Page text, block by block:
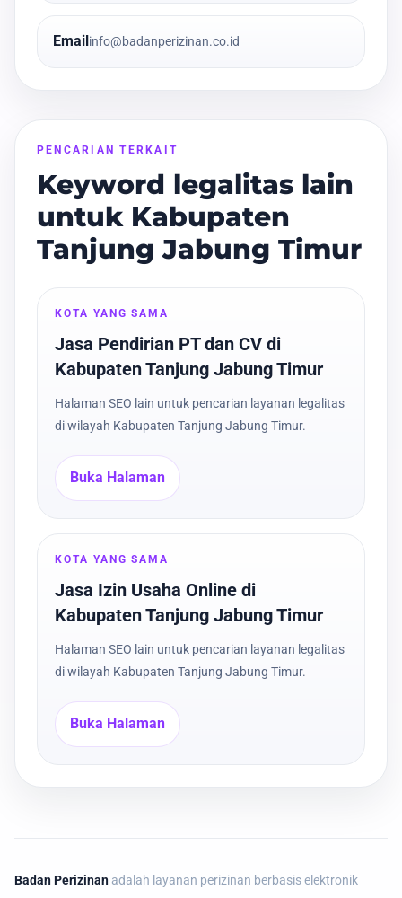
Email info@badanperizinan.co.id
PENCARIAN TERKAIT
Keyword legalitas lain
untuk Kabupaten
Tanjung Jabung Timur
KOTA YANG SAMA
Jasa Pendirian PT dan CV di
Kabupaten Tanjung Jabung Timur
Halaman SEO lain untuk pencarian layanan legalitas
di wilayah Kabupaten Tanjung Jabung Timur.
Buka Halaman
KOTA YANG SAMA
Jasa Izin Usaha Online di
Kabupaten Tanjung Jabung Timur
Halaman SEO lain untuk pencarian layanan legalitas
di wilayah Kabupaten Tanjung Jabung Timur.
Buka Halaman
Badan Perizinan adalah layanan perizinan berbasis elektronik